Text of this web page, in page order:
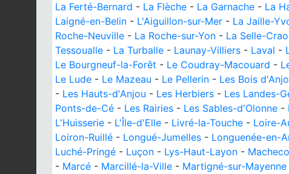
La Ferté-Bernard - La Flèche - La Garnache - La
Laigné-en-Belin - L'Aiguillon-sur-Mer - La Jaille-
Roche-Neuville - La Roche-sur-Yon - La Selle-
Tessoualle - La Turballe - Launay-Villiers - Laval -
Le Bourgneuf-la-Forêt - Le Coudray-Macouard -
Le Lude - Le Mazeau - Le Pellerin - Les Bois
- Les Hauts-d'Anjou - Les Herbiers - Les Landes-
Ponts-de-Cé - Les Rairies - Les Sables-d'Olonne -
L'Huisserie - L'Île-d'Elle - Livré-la-Touche - Loire-
Loiron-Ruillé - Longué-Jumelles - Longuenée-en-
Luché-Pringé - Luçon - Lys-Haut-Layon -
- Marcé - Marcillé-la-Ville - Martigné-sur-Mayenne